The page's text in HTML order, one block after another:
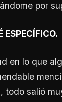
por
ESPECÍFICO.
en lo que
todo salió